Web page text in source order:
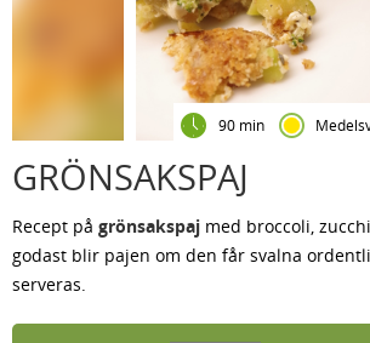
90 min
GRÖNSAKSPAJ
Recept på grönsakspaj med broccoli,
godast blir pajen om den får svalna
serveras.